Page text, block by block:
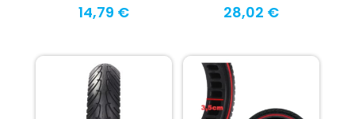
14,79 € 28,02 €